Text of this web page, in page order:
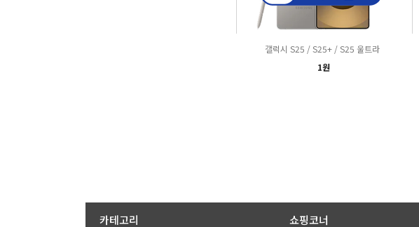
갤럭시 S25 / S25+ / S25 울트라
1원
카테고리 쇼핑코너